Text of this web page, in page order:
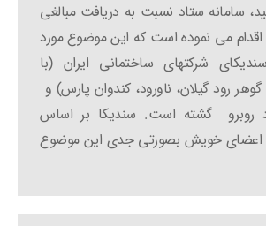
سامانه ستاد نسبت به دریافت مبالغی
اقدام می نموده است که این موضوع مورد
شرکتهای ساختمانی ایران (با
رود گیلان، ناورود، کندوان پارس) و
روبرو گشته است. سندیکا بر اساس
اعضای خویش بصورتی جدی این موضوع